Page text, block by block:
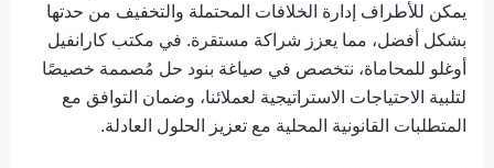
يمكن للأطراف إدارة الخلافات المحتملة والتخفيف من حدتها
بشكل أفضل، مما يعزز شراكة مستقرة. في مكتب كارانفيل
أوغلو للمحاماة، نتخصص في صياغة بنود حل مُصممة خصيصًا
لتلبية الاحتياجات الاستراتيجية لعملائنا، وضمان التوافق مع
المتطلبات القانونية المحلية مع تعزيز الحلول العادلة.